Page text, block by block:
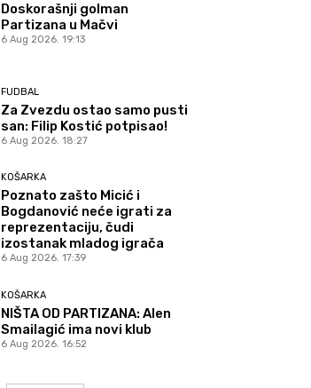
Doskorašnji golman
Partizana u Mačvi
6 Aug 2026. 19:13
FUDBAL
Za Zvezdu ostao samo pusti
san: Filip Kostić potpisao!
6 Aug 2026. 18:27
KOŠARKA
Poznato zašto Micić i
Bogdanović neće igrati za
reprezentaciju, čudi
izostanak mladog igrača
6 Aug 2026. 17:39
KOŠARKA
NIŠTA OD PARTIZANA: Alen
Smailagić ima novi klub
6 Aug 2026. 16:52